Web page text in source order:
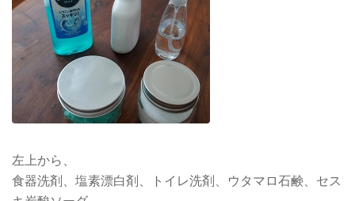
左上から、
食器洗剤、塩素漂白剤、トイレ洗剤、ウタマロ石鹸、セス